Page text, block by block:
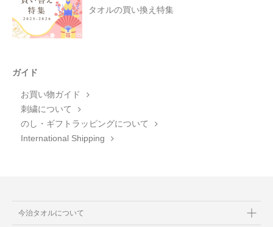
タオルの買い換え特集
ガイド
お買い物ガイド
刺繍について
のし・ギフトラッピングについて
International Shipping
今治タオルについて